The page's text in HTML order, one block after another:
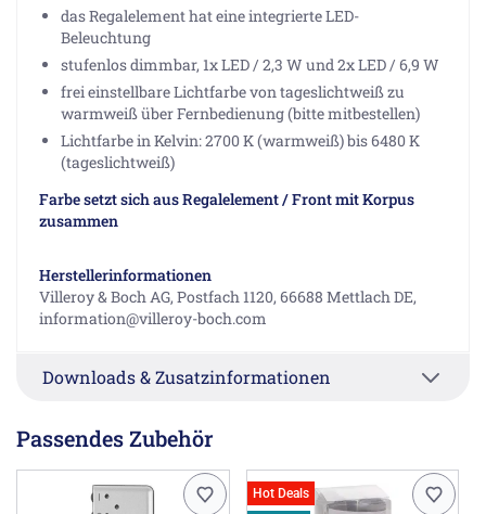
das Regalelement hat eine integrierte LED-
Beleuchtung
stufenlos dimmbar, 1x LED / 2,3 W und 2x LED / 6,9 W
frei einstellbare Lichtfarbe von tageslichtweiß zu
warmweiß über Fernbedienung (bitte mitbestellen)
Lichtfarbe in Kelvin: 2700 K (warmweiß) bis 6480 K
(tageslichtweiß)
Farbe setzt sich aus Regalelement / Front mit Korpus
zusammen
Herstellerinformationen
Villeroy & Boch AG, Postfach 1120, 66688 Mettlach DE,
information@villeroy-boch.com
Downloads & Zusatzinformationen
Passendes Zubehör
Hot Deals